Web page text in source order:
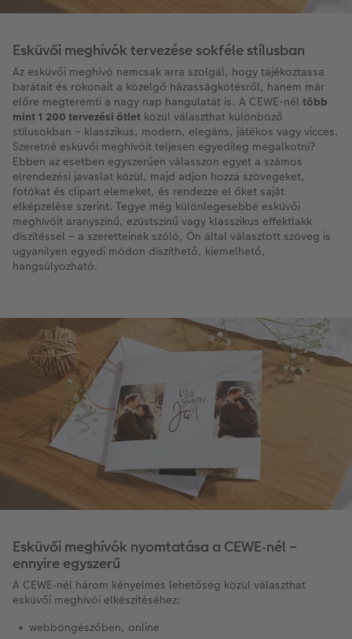
Esküvői meghívók tervezése sokféle stílusban
Az esküvői meghívó nemcsak arra szolgál, hogy tájékoztassa
barátait és rokonait a közelgő házasságkötésről, hanem már
előre megteremti a nagy nap hangulatát is. A CEWE-nél több
mint 1 200 tervezési ötlet közül választhat különböző
stílusokban – klasszikus, modern, elegáns, játékos vagy vicces.
Szeretné esküvői meghívóit teljesen egyedileg megalkotni?
Ebben az esetben egyszerűen válasszon egyet a számos
elrendezési javaslat közül, majd adjon hozzá szövegeket,
fotókat és clipart elemeket, és rendezze el őket saját
elképzelése szerint. Tegye még különlegesebbé esküvői
meghívóit aranyszínű, ezüstszínű vagy klasszikus effektlakk
díszítéssel – a szeretteinek szóló, Ön által választott szöveg is
ugyanilyen egyedi módon díszíthető, kiemelhető,
hangsúlyozható.
Esküvői meghívók nyomtatása a CEWE‑nél –
ennyire egyszerű
A CEWE‑nél három kényelmes lehetőség közül választhat
esküvői meghívói elkészítéséhez:
webböngészőben, online